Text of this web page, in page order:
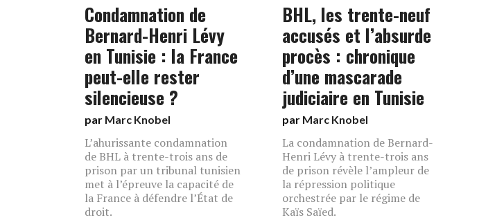
Condamnation de
Bernard-Henri Lévy
en Tunisie : la France
peut-elle rester
silencieuse ?
par Marc Knobel
L’ahurissante condamnation
de BHL à trente-trois ans de
prison par un tribunal tunisien
met à l’épreuve la capacité de
la France à défendre l’État de
droit.
BHL, les trente-neuf
accusés et l’absurde
procès : chronique
d’une mascarade
judiciaire en Tunisie
par Marc Knobel
La condamnation de Bernard-
Henri Lévy à trente-trois ans
de prison révèle l’ampleur de
la répression politique
orchestrée par le régime de
Kaïs Saïed.